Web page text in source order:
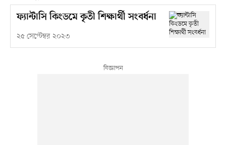
ফ্যান্টাসি কিংডমে কৃতী শিক্ষার্থী সংবর্ধনা
২৫ সেপ্টেম্বর ২০২৩